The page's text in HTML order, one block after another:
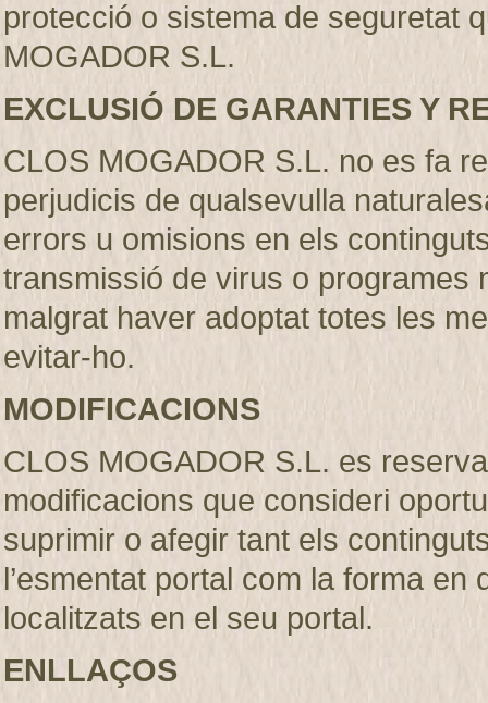
protecció o sistema de seguretat
MOGADOR S.L.
EXCLUSIÓ DE GARANTIES Y
CLOS MOGADOR S.L. no es fa
perjudicis de qualsevulla
errors u omisions en els
transmissió de virus o programes
malgrat haver adoptat totes les
evitar-ho.
MODIFICACIONS
CLOS MOGADOR S.L. es
modificacions que consideri
suprimir o afegir tant els
l’esmentat portal com la forma
localitzats en el seu portal.
ENLLAÇOS